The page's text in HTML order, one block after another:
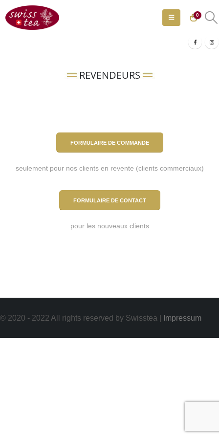
0
REVENDEURS
FORMULAIRE DE COMMANDE
seulement pour nos clients en revente (clients commerciaux)
FORMULAIRE DE CONTACT
pour les nouveaux clients
© 2020 - 2022 All rights reserved by Swisstea | Impressum